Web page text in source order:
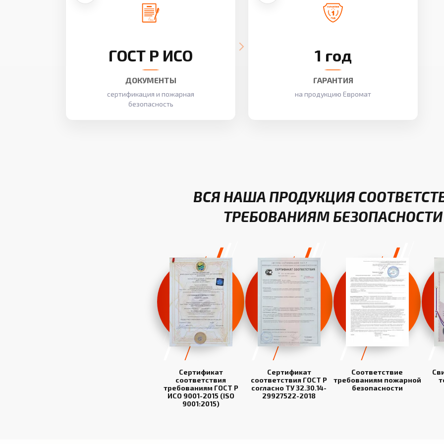
ГОСТ Р ИСО
ДОКУМЕНТЫ
сертификация и пожарная
безопасность
1 год
ГАРАНТИЯ
на продукцию Евромат
ВСЯ НАША ПРОДУКЦИЯ
ТРЕБОВАНИЯМ БЕЗОПАСНОСТИ
Сертификат
соответствия
требованиям ГОСТ Р
ИСО 9001-2015 (ISO
9001:2015)
Сертификат
соответствия ГОСТ Р
согласно ТУ 32.30.14-
29927522-2018
Соответствие
требованиям пожарной
безопасности